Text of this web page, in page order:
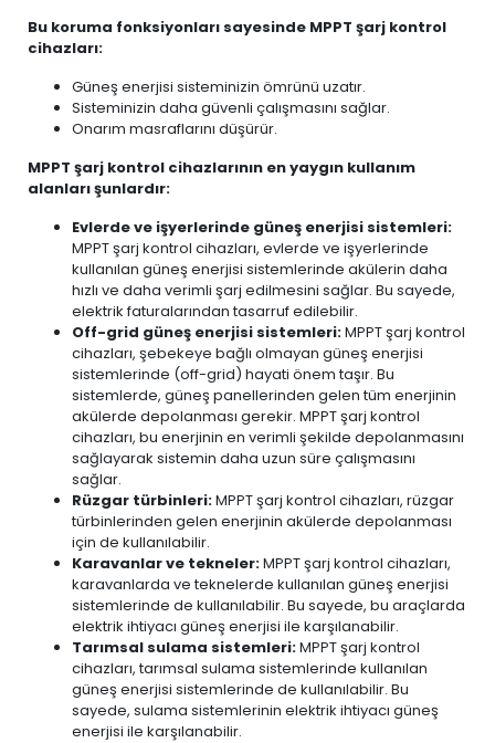
Bu koruma fonksiyonları sayesinde MPPT şarj kontrol
cihazları:
Güneş enerjisi sisteminizin ömrünü uzatır.
Sisteminizin daha güvenli çalışmasını sağlar.
Onarım masraflarını düşürür.
MPPT şarj kontrol cihazlarının en yaygın kullanım
alanları şunlardır:
Evlerde ve işyerlerinde güneş enerjisi sistemleri:
MPPT şarj kontrol cihazları, evlerde ve işyerlerinde
kullanılan güneş enerjisi sistemlerinde akülerin daha
hızlı ve daha verimli şarj edilmesini sağlar. Bu sayede,
elektrik faturalarından tasarruf edilebilir.
Off-grid güneş enerjisi sistemleri:MPPT şarj kontrol
cihazları, şebekeye bağlı olmayan güneş enerjisi
sistemlerinde (off-grid) hayati önem taşır. Bu
sistemlerde, güneş panellerinden gelen tüm enerjinin
akülerde depolanması gerekir. MPPT şarj kontrol
cihazları, bu enerjinin en verimli şekilde depolanmasını
sağlayarak sistemin daha uzun süre çalışmasını
sağlar.
Rüzgar türbinleri:MPPT şarj kontrol cihazları, rüzgar
türbinlerinden gelen enerjinin akülerde depolanması
için de kullanılabilir.
Karavanlar ve tekneler:MPPT şarj kontrol cihazları,
karavanlarda ve teknelerde kullanılan güneş enerjisi
sistemlerinde de kullanılabilir. Bu sayede, bu araçlarda
elektrik ihtiyacı güneş enerjisi ile karşılanabilir.
Tarımsal sulama sistemleri:MPPT şarj kontrol
cihazları, tarımsal sulama sistemlerinde kullanılan
güneş enerjisi sistemlerinde de kullanılabilir. Bu
sayede, sulama sistemlerinin elektrik ihtiyacı güneş
enerjisi ile karşılanabilir.